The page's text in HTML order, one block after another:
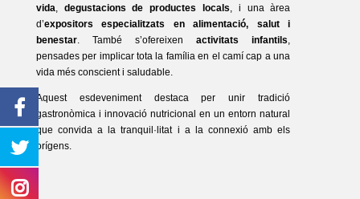
vida, degustacions de productes locals, i una àrea
d’expositors especialitzats en alimentació, salut i
benestar. També s’ofereixenactivitats infantils,
pensades per implicar tota la família en el camí cap a una
vida més conscient i saludable.
Aquest esdeveniment destaca per unir tradició
gastronòmica i innovació nutricional en un entorn natural
que convida a la tranquil·litat i a la connexió amb els
orígens.